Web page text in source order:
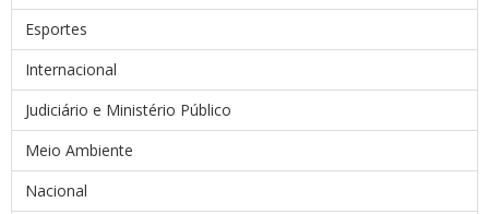
Esportes
Internacional
Judiciário e Ministério Público
Meio Ambiente
Nacional